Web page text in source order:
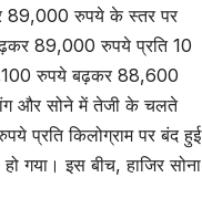
89,000 रुपये के स्तर पर
89,000 रुपये प्रति 10
रुपये बढ़कर 88,600
और सोने में तेजी के चलते
प्रति किलोग्राम पर बंद हुई
गया। इस बीच, हाजिर सोना